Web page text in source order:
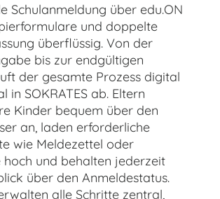
Schulanmeldung über edu.ON
und doppelte
überflüssig. Von der
bis zur endgültigen
der gesamte Prozess digital
in SOKRATES ab. Eltern
Kinder bequem über den
an, laden erforderliche
wie Meldezettel oder
hoch und behalten jederzeit
über den Anmeldestatus.
alle Schritte zentral,